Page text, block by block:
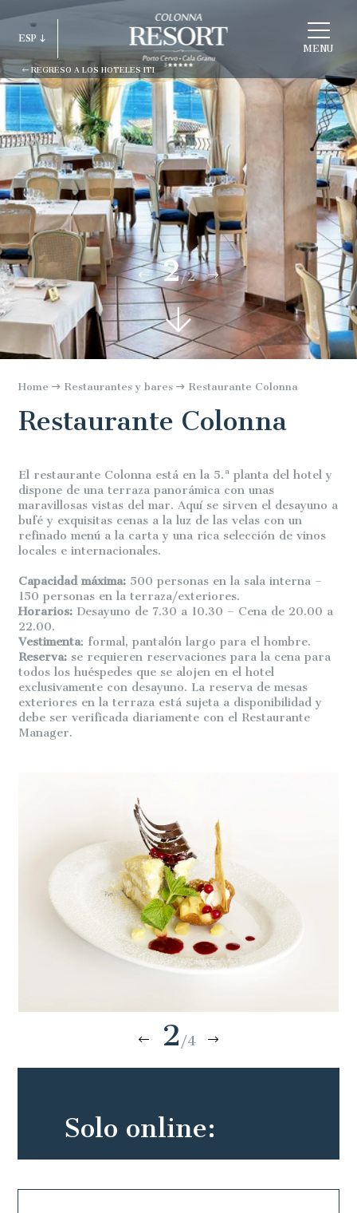
MENU
REGRESO A LOS HOTELES ITI
ESP
ITA
ENG
FRA
DEU
ESP
RUS
2/2
Home Restaurantes y bares Restaurante Colonna
Restaurante Colonna
El restaurante Colonna está en la 5.ª planta del hotel y
dispone de una terraza panorámica con unas
maravillosas vistas del mar. Aquí se sirven el desayuno a
bufé y exquisitas cenas a la luz de las velas con un
refinado menú a la carta y una rica selección de vinos
locales e internacionales.
Capacidad máxima: 500 personas en la sala interna –
150 personas en la terraza/exteriores.
Horarios: Desayuno de 7.30 a 10.30 – Cena de 20.00 a
22.00.
Vestimenta: formal, pantalón largo para el hombre.
Reserva: se requieren reservaciones para la cena para
todos los huéspedes que se alojen en el hotel
exclusivamente con desayuno. La reserva de mesas
exteriores en la terraza está sujeta a disponibilidad y
debe ser verificada diariamente con el Restaurante
Manager.
2 /4
Solo online: